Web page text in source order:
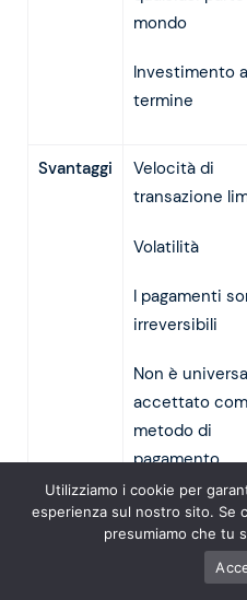
mondo
Investimento
termine
Svantaggi
Velocità di
transazione
Volatilità
I pagamenti
irreversibili
Non è
accettato
metodo di
pagamento
Consumo
Utilizziamo i cookie per
esperienza sul nostro sito. Se
presumiamo che tu